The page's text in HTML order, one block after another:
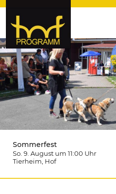
hof-programm –
Hochfranken
Sommerfest
So. 9. August um 11:00 Uhr
Tierheim , Hof